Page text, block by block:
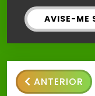
AVISE-ME
ANTERIOR